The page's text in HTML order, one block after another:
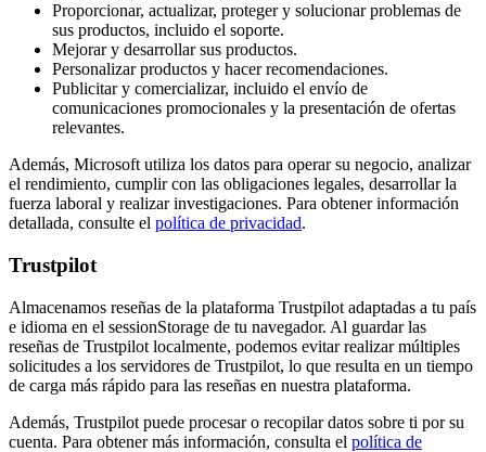
Proporcionar, actualizar, proteger y solucionar problemas de
sus productos, incluido el soporte.
Mejorar y desarrollar sus productos.
Personalizar productos y hacer recomendaciones.
Publicitar y comercializar, incluido el envío de
comunicaciones promocionales y la presentación de ofertas
relevantes.
Además, Microsoft utiliza los datos para operar su negocio, analizar
el rendimiento, cumplir con las obligaciones legales, desarrollar la
fuerza laboral y realizar investigaciones. Para obtener información
detallada, consulte el política de privacidad.
Trustpilot
Almacenamos reseñas de la plataforma Trustpilot adaptadas a tu país
e idioma en el sessionStorage de tu navegador. Al guardar las
reseñas de Trustpilot localmente, podemos evitar realizar múltiples
solicitudes a los servidores de Trustpilot, lo que resulta en un tiempo
de carga más rápido para las reseñas en nuestra plataforma.
Además, Trustpilot puede procesar o recopilar datos sobre ti por su
cuenta. Para obtener más información, consulta el política de